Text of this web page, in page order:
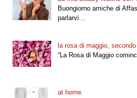
Buongiorno amiche di
parlarvi…
la rosa di maggio,
“La Rosa di Maggio
at home.